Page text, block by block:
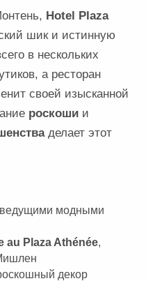
Hotel Plaza
шик и истинную
в нескольких
а ресторан
своей изысканной
роскоши и
делает этот
модными
au Plaza Athénée,
декор